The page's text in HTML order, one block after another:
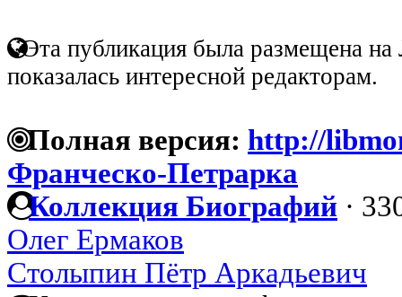
Эта публикация была размещена на
показалась интересной редакторам.
Полная версия: http://
Франческо-Петрарка
Коллекция Биографий ·
Олег Ермаков
Столыпин Пётр Аркадьевич